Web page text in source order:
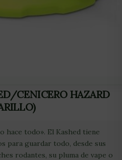
CENICERO HAZARD
hace todo». El Kashed tiene
para guardar todo, desde sus
rodantes, su pluma de vape o